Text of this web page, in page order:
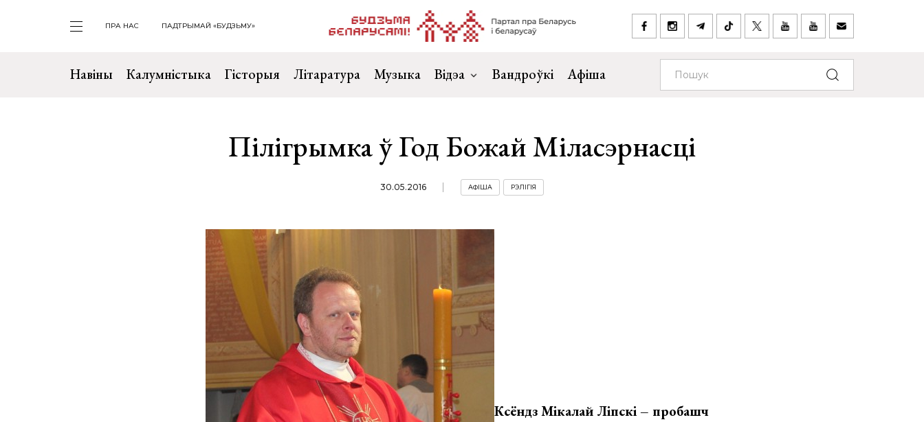
ПРА НАС ПАДТРЫМАЙ «БУДЗЬМУ»
Навіны Калумністыка Гісторыя Літаратура Музыка Відэа Вандроўкі Афіша
Пілігрымка ў Год Божай Міласэрнасці
30.05.2016 АФІША РЭЛІГІЯ
Ксёндз Мікалай Ліпскі – пробашч